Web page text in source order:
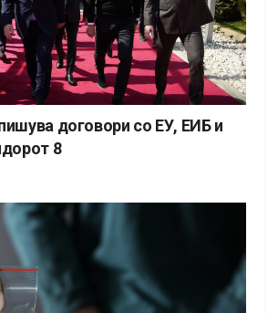
договори со ЕУ, ЕИБ и
8